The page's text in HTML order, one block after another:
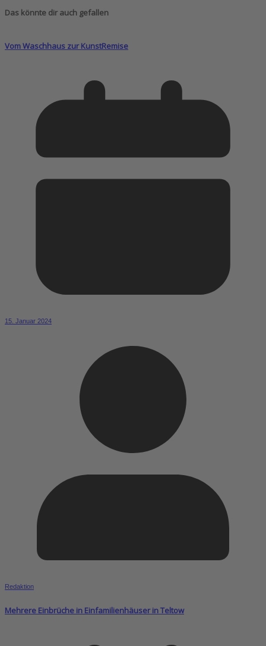
Das könnte dir auch gefallen
Vom Waschhaus zur KunstRemise
15. Januar 2024
Redaktion
Mehrere Einbrüche in Einfamilienhäuser in Teltow